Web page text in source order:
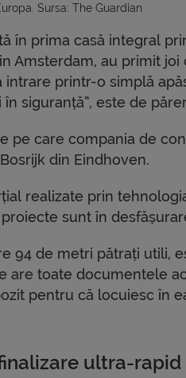
Sursa: The Guardian
în prima casă integral
Amsterdam, au primit
printr-o simplă
siguranță”, este de
pe care compania de
din Eindhoven.
realizate prin
sunt în
94 de metri pătrați utili,
are toate documentele
pentru că locuiesc în
ultra-rapid